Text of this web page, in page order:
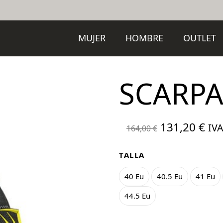
MUJER HOMBRE OUTLET
164,00€ El
era:
164,00 €.
131,20 €El
es:
TALLA
40 Eu 40.5 Eu
41 Eu
44.5 Eu